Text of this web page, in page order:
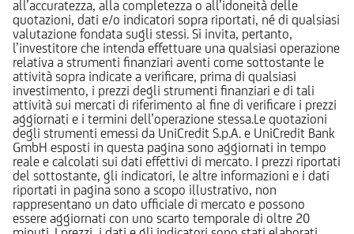
all’accuratezza, alla completezza o all’idoneità delle
quotazioni, dati e/o indicatori sopra riportati, né di qualsiasi
valutazione fondata sugli stessi. Si invita, pertanto,
l’investitore che intenda effettuare una qualsiasi operazione
relativa a strumenti finanziari aventi come sottostante le
attività sopra indicate a verificare, prima di qualsiasi
investimento, i prezzi degli strumenti finanziari e di tali
attività sui mercati di riferimento al fine di verificare i prezzi
aggiornati e i termini dell’operazione stessa.Le quotazioni
degli strumenti emessi da UniCredit S.p.A. e UniCredit Bank
GmbH esposti in questa pagina sono aggiornati in tempo
reale e calcolati sui dati effettivi di mercato. I prezzi riportati
del sottostante, gli indicatori, le altre informazioni e i dati
riportati in pagina sono a scopo illustrativo, non
rappresentano un dato ufficiale di mercato e possono
essere aggiornati con uno scarto temporale di oltre 20